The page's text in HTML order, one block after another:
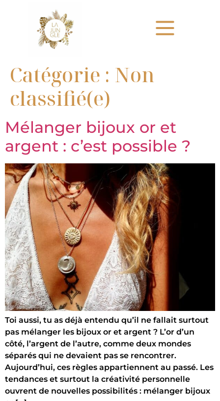
Catégorie : Non
classifié(e)
Mélanger bijoux or et
argent : c’est possible ?
Toi aussi, tu as déjà entendu qu’il ne fallait surtout
pas mélanger les bijoux or et argent ? L’or d’un
côté, l’argent de l’autre, comme deux mondes
séparés qui ne devaient pas se rencontrer.
Aujourd’hui, ces règles appartiennent au passé. Les
tendances et surtout la créativité personnelle
ouvrent de nouvelles possibilités : mélanger bijoux